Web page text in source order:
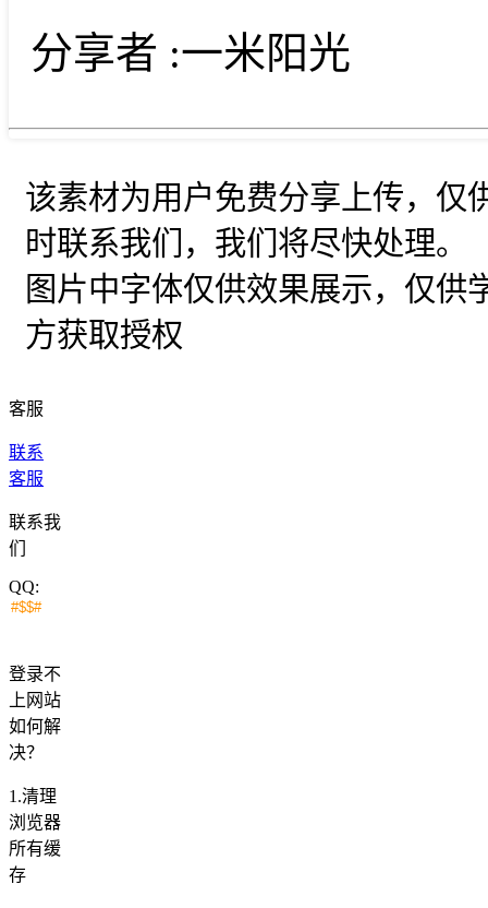
分享者 :一米阳光
该素材为用户免费分享上传，仅
时联系我们，我们将尽快处理。
图片中字体仅供效果展示，仅供
方获取授权
客服
联系
客服
联系我
们
QQ:
登录不
上网站
如何解
决？
1.清理
浏览器
所有缓
存